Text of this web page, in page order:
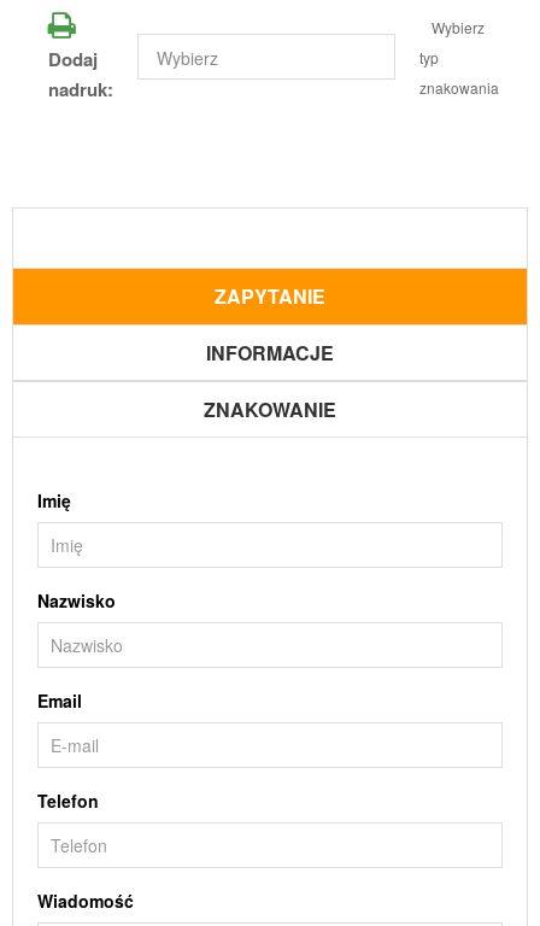
Dodaj
nadruk:
Wybierz
typ
znakowania
ZAPYTANIE
INFORMACJE
ZNAKOWANIE
Imię
Nazwisko
Email
Telefon
Wiadomość